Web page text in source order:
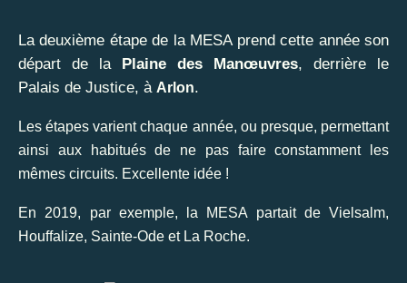
La deuxième étape de la MESA prend cette année son
départ de la Plaine des Manœuvres, derrière le
Palais de Justice, à Arlon.
Les étapes varient chaque année, ou presque, permettant
ainsi aux habitués de ne pas faire constamment les
mêmes circuits. Excellente idée !
En 2019, par exemple, la MESA partait de Vielsalm,
Houffalize, Sainte-Ode et La Roche.